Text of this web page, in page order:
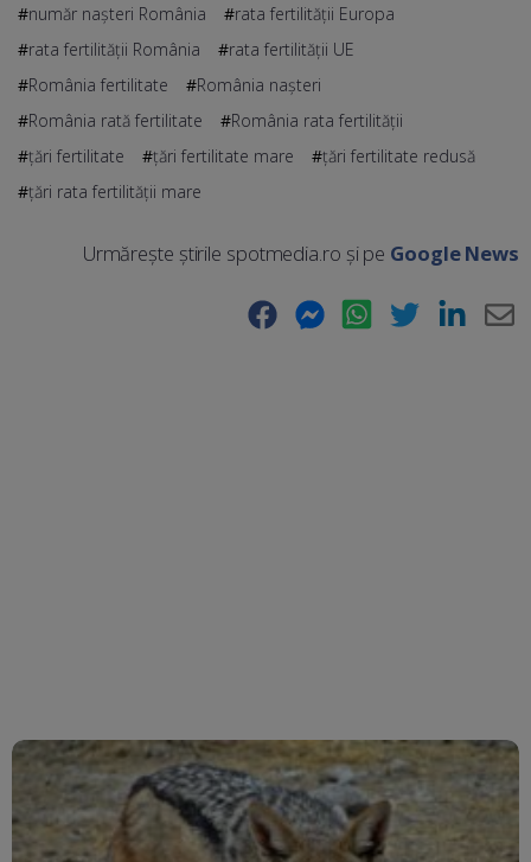
număr nașteri România
rata fertilității Europa
rata fertilității România
rata fertilității UE
România fertilitate
România nașteri
România rată fertilitate
România rata fertilității
țări fertilitate
țări fertilitate mare
țări fertilitate redusă
țări rata fertilității mare
Urmărește știrile spotmedia.ro și pe Google News
Facebook Messenger WhatsApp Twitter LinkedIn